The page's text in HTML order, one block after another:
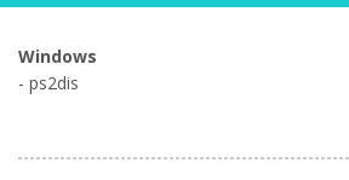
Windows
- ps2dis